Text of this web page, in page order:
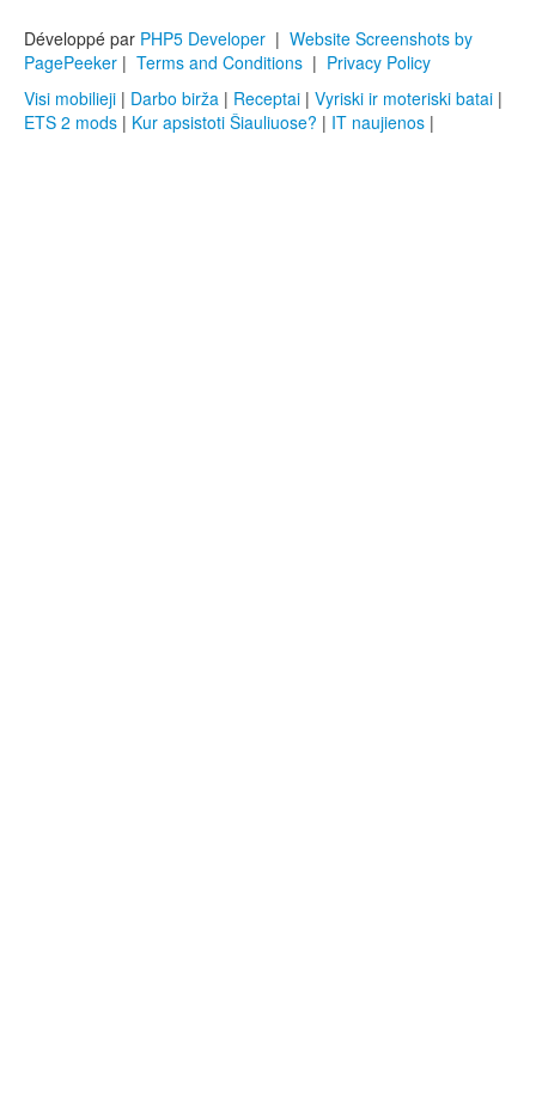
Développé par PHP5 Developer | Website Screenshots by
PagePeeker | Terms and Conditions | Privacy Policy
Visi mobilieji | Darbo birža | Receptai | Vyriski ir moteriski batai |
ETS 2 mods | Kur apsistoti Šiauliuose? | IT naujienos |